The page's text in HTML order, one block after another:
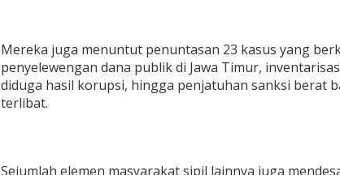
Mereka juga menuntut penuntasan 23 kasus yang
penyelewengan dana publik di Jawa Timur,
diduga hasil korupsi, hingga penjatuhan sanksi berat
terlibat.
Sejumlah elemen masyarakat sipil lainnya juga